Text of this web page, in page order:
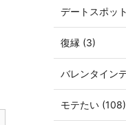
デートスポッ
復縁 (3)
バレンタイン
モテたい (108)